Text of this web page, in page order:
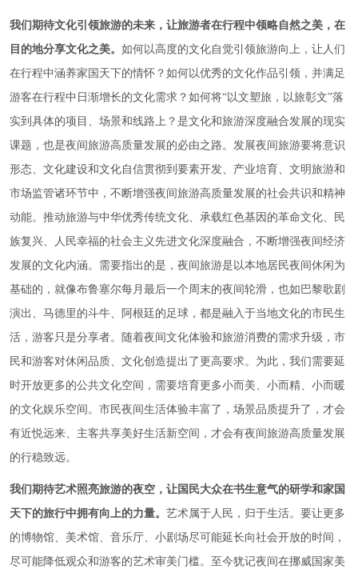
我们期待文化引领旅游的未来，让旅游者在行程中领略自然之美，在
目的地分享文化之美。 如何以高度的文化自觉引领旅游向上，让人们
在行程中涵养家国天下的情怀？如何以优秀的文化作品引领，并满足
游客在行程中日渐增长的文化需求？如何将“以文塑旅，以旅彰文”落
实到具体的项目、场景和线路上？是文化和旅游深度融合发展的现实
课题，也是夜间旅游高质量发展的必由之路。发展夜间旅游要将意识
形态、文化建设和文化自信贯彻到要素开发、产业培育、文明旅游和
市场监管诸环节中，不断增强夜间旅游高质量发展的社会共识和精神
动能。推动旅游与中华优秀传统文化、承载红色基因的革命文化、民
族复兴、人民幸福的社会主义先进文化深度融合，不断增强夜间经济
发展的文化内涵。需要指出的是，夜间旅游是以本地居民夜间休闲为
基础的，就像布鲁塞尔每月最后一个周末的夜间轮滑，也如巴黎歌剧
演出、马德里的斗牛、阿根廷的足球，都是融入于当地文化的市民生
活，游客只是分享者。随着夜间文化体验和旅游消费的需求升级，市
民和游客对休闲品质、文化创造提出了更高要求。为此，我们需要延
时开放更多的公共文化空间，需要培育更多小而美、小而精、小而暖
的文化娱乐空间。市民夜间生活体验丰富了，场景品质提升了，才会
有近悦远来、主客共享美好生活新空间，才会有夜间旅游高质量发展
的行稳致远。
我们期待艺术照亮旅游的夜空，让国民大众在书生意气的研学和家国
天下的旅行中拥有向上的力量。 艺术属于人民，归于生活。要让更多
的博物馆、美术馆、音乐厅、小剧场尽可能延长向社会开放的时间，
尽可能降低观众和游客的艺术审美门槛。至今犹记夜间在挪威国家美